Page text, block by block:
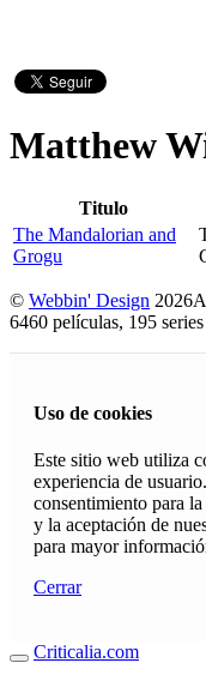
Matthew
Titulo
The Mandalorian and
Grogu
© Webbin' Design 2026
6460 películas, 195
Uso de cookies
Este sitio web utiliza
experiencia de
consentimiento para
y la aceptación de
para mayor
Cerrar
Criticalia.com